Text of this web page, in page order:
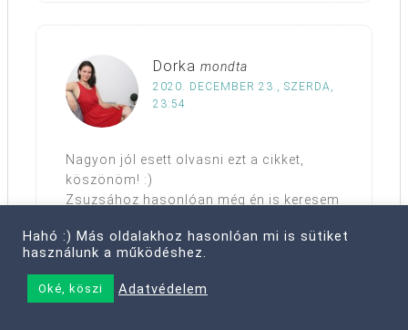
Dorka mondta
2020. DECEMBER 23., SZERDA,
23:54
Nagyon jól esett olvasni ezt a cikket,
köszönöm! :)
Zsuzsához hasonlóan még én is keresem
az 5. gyerekes karácsonyunk, de
folyamatosan nőtt a gyerekszám, most itt
állunk egy 5,5 meg egy 3,5 és egy fél
évessel. És rájöttem, hogy 3 kisgyerekkel
Hahó :) Más oldalakhoz hasonlóan mi is sütiket
használunk a működéshez.
Oké, köszi Adatvédelem